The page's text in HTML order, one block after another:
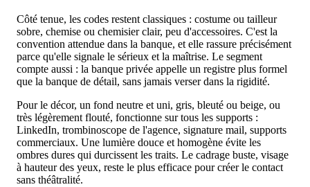
Côté tenue, les codes restent classiques : costume ou tailleur
sobre, chemise ou chemisier clair, peu d'accessoires. C'est la
convention attendue dans la banque, et elle rassure précisément
parce qu'elle signale le sérieux et la maîtrise. Le segment
compte aussi : la banque privée appelle un registre plus formel
que la banque de détail, sans jamais verser dans la rigidité.
Pour le décor, un fond neutre et uni, gris, bleuté ou beige, ou
très légèrement flouté, fonctionne sur tous les supports :
LinkedIn, trombinoscope de l'agence, signature mail, supports
commerciaux. Une lumière douce et homogène évite les
ombres dures qui durcissent les traits. Le cadrage buste, visage
à hauteur des yeux, reste le plus efficace pour créer le contact
sans théâtralité.